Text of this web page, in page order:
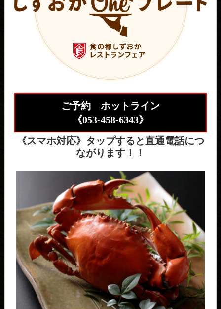
ご予約 ホットライン
《053-458-6343》
《スマホ対応》タップすると直通電話につ
ながります！！